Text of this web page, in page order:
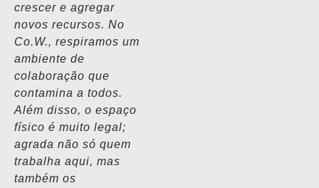
crescer e agregar
novos recursos. No
Co.W., respiramos um
ambiente de
colaboração que
contamina a todos.
Além disso, o espaço
físico é muito legal;
agrada não só quem
trabalha aqui, mas
também os